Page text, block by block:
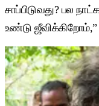
சாப்பிடுவது? பல
உண்டு ஜீவிக்கிறோம்,”